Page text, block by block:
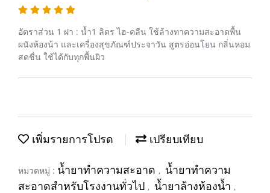
อัตราส่วน 1 ฝา : น้ำ1 ลิตร ไฮ-คลีน ใช้ล้างทาความสะอาดพื้น
ผนังห้องน้า และเครื่องสุขภัณฑ์ประจาวัน สูตรอ่อนโยน กลิ่นหอม
สดชื่น ใช้ได้กับทุกพื้นผิว
เพิ่มรายการโปรด เปรียบเทียบ
หมวดหมู่ : น้ำยาทำความสะอาด , น้ำยาทำความ
สะอาดสำหรับโรงงานทั่วไป , น้ำยาล้างห้องน้ำ ,